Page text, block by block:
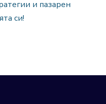
и пазарен
си!